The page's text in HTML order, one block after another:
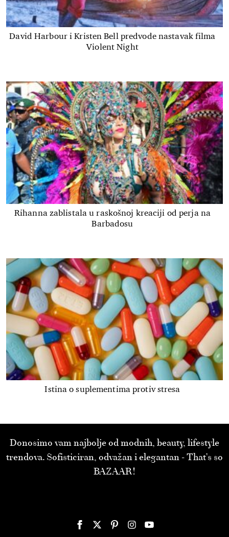
David Harbour i Kristen Bell predvode nastavak filma
Violent Night
Rihanna zablistala u raskošnoj kreaciji od perja na
Barbadosu
Istina o suplementima protiv stresa
Donosimo vam najbolje od modnih, beauty, lifestyle
trendova. Sofisticiran, odvažan i elegantan - That’s so
BAZAAR!